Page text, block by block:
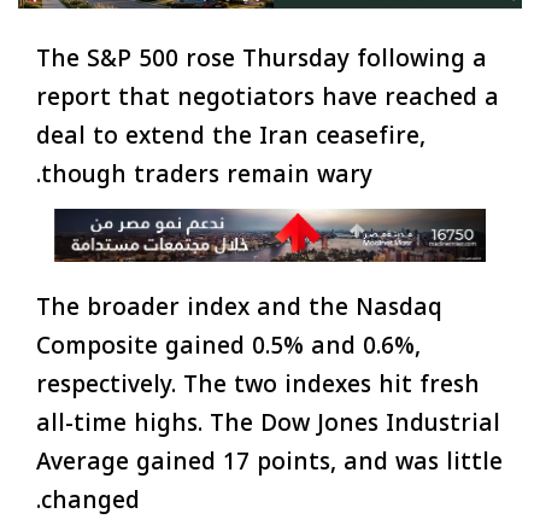
The S&P 500 rose Thursday following a
report that negotiators have reached a
deal to extend the Iran ceasefire,
though traders remain wary.
The broader index and the Nasdaq
Composite gained 0.5% and 0.6%,
respectively. The two indexes hit fresh
all-time highs. The Dow Jones Industrial
Average gained 17 points, and was little
changed.